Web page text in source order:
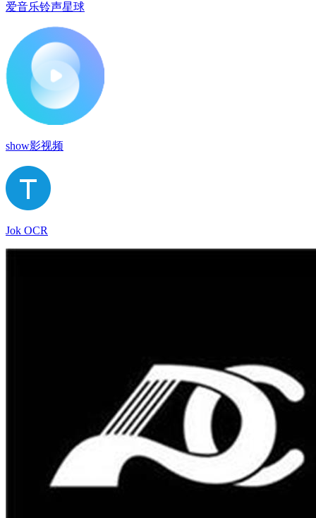
爱音乐铃声星球
show影视频
Jok OCR